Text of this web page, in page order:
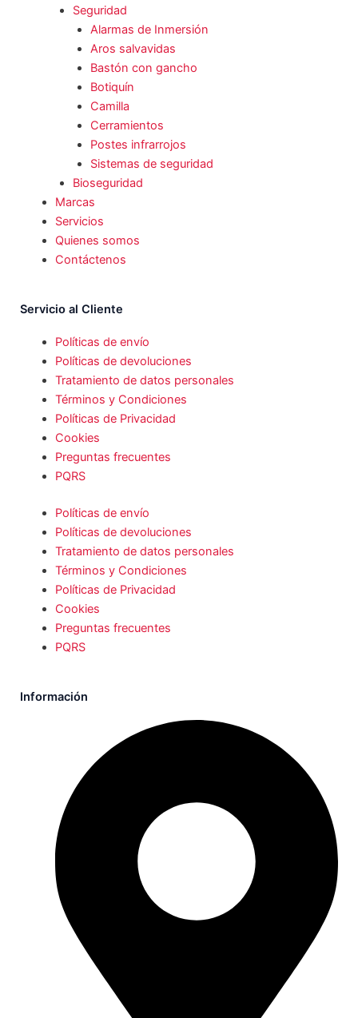
Seguridad
Alarmas de Inmersión
Aros salvavidas
Bastón con gancho
Botiquín
Camilla
Cerramientos
Postes infrarrojos
Sistemas de seguridad
Bioseguridad
Marcas
Servicios
Quienes somos
Contáctenos
Servicio al Cliente
Políticas de envío
Políticas de devoluciones
Tratamiento de datos personales
Términos y Condiciones
Políticas de Privacidad
Cookies
Preguntas frecuentes
PQRS
Políticas de envío
Políticas de devoluciones
Tratamiento de datos personales
Términos y Condiciones
Políticas de Privacidad
Cookies
Preguntas frecuentes
PQRS
Información